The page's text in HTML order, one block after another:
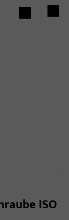
ISO